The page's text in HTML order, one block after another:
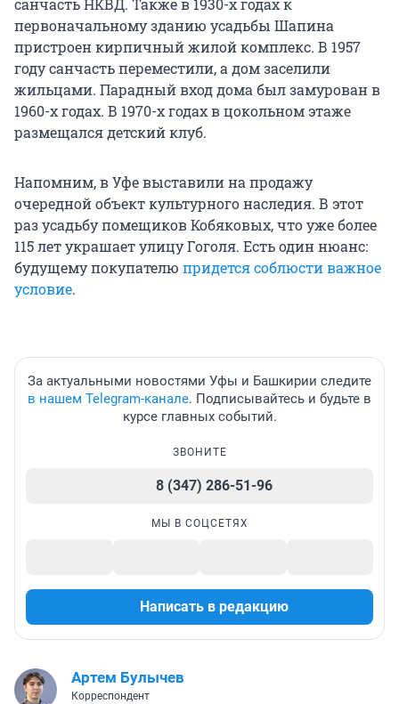
санчасть НКВД. Также в 1930-х годах к
первоначальному зданию усадьбы Шапина
пристроен кирпичный жилой комплекс. В 1957
году санчасть переместили, а дом заселили
жильцами. Парадный вход дома был замурован в
1960-х годах. В 1970-х годах в цокольном этаже
размещался детский клуб.
Напомним, в Уфе выставили на продажу
очередной объект культурного наследия. В этот
раз усадьбу помещиков Кобяковых, что уже более
115 лет украшает улицу Гоголя. Есть один нюанс:
будущему покупателю придется соблюсти важное
условие.
За актуальными новостями Уфы и Башкирии следите
в нашем Telegram-канале. Подписывайтесь и будьте в
курсе главных событий.
ЗВОНИТЕ
8 (347) 286-51-96
МЫ В СОЦСЕТЯХ
Написать в редакцию
Артем Булычев
Корреспондент